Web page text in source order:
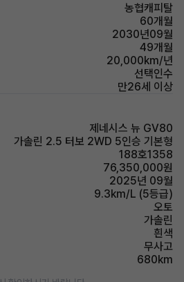
농협캐피탈
60개월
2030년09월
49개월
20,000km/년
선택인수
만26세 이상
제네시스 뉴 GV80
가솔린 2.5 터보 2WD 5인승 기본형
188호1358
76,350,000원
2025년 09월
9.3km/L (5등급)
오토
가솔린
흰색
무사고
680km